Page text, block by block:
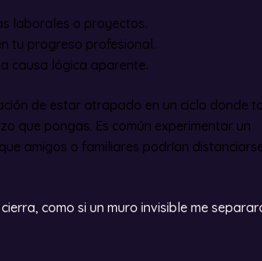
laborales o proyectos.
tu progreso profesional.
causa lógica aparente.
de estar atrapado en un ciclo donde
que pongas. Es común experimentar un
amigos o familiares podrían
como si un muro invisible me